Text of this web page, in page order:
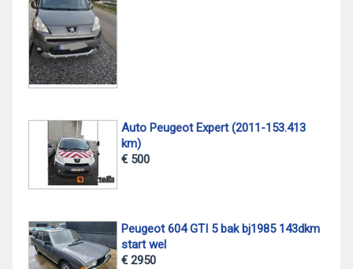
Auto Peugeot Expert (2011-153.413
km)
€ 500
Peugeot 604 GTI 5 bak bj1985 143dkm
start wel
€ 2950